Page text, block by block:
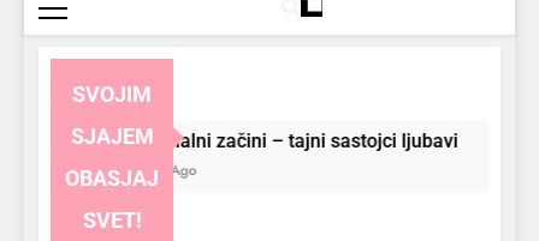
SVOJIM
SJAJEM
OBASJAJ
SVET!
Emocionalni začini – tajni sastojci ljubavi
3 Months Ago